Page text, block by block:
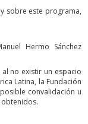
sobre este programa,
Hermo Sánchez
no existir un espacio
Latina, la Fundación
convalidación u